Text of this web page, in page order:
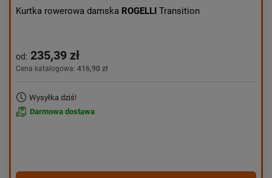
Kurtka rowerowa damska ROGELLI Transition
od: 235,39 zł
Cena katalogowa: 416,90 zł
Wysyłka dziś!
Darmowa dostawa